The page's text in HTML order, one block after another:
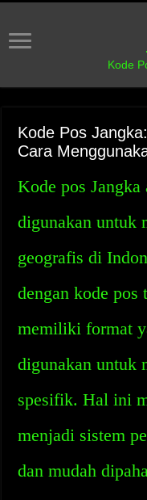
Kode
Kode Pos
Cara
Kode pos Jangka
digunakan untuk
geografis di
dengan kode pos
memiliki format
digunakan untuk
spesifik. Hal ini
menjadi sistem
dan mudah